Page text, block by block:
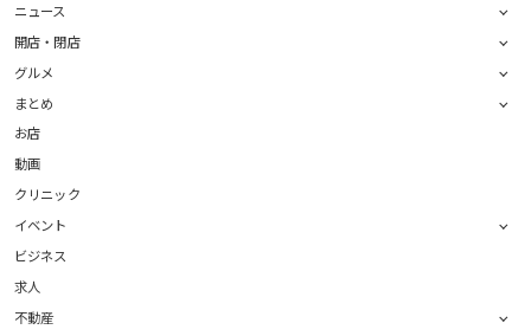
ニュース
開店・閉店
グルメ
まとめ
お店
動画
クリニック
イベント
ビジネス
求人
不動産